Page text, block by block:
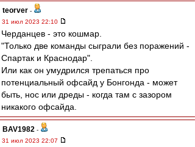
teorver -
31 июл 2023 22:10
Черданцев - это кошмар.
"Только две команды сыграли без поражений -
Спартак и Краснодар".
Или как он умудрился трепаться про
потенциальный офсайд у Бонгонда - может
быть, нос или дреды - когда там с зазором
никакого офсайда.
BAV1982 -
31 июл 2023 22:07